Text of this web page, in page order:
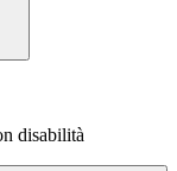
disabilità